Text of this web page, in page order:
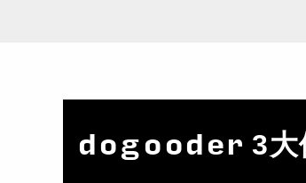
dogooder 3大